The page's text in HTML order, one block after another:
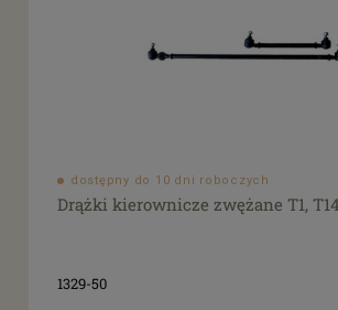
dostępny do 10 dni roboczych
Drążki kierownicze zwężane T1,
1329-50